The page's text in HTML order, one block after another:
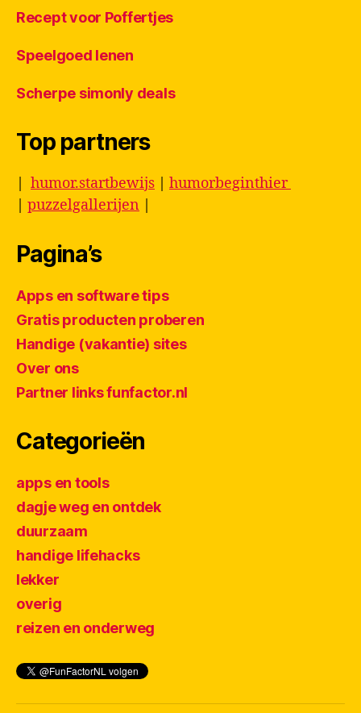
Recept voor Poffertjes
Speelgoed lenen
Scherpe simonly deals
Top partners
humor.startbewijs
humorbeginthier
puzzelgallerijen
Pagina’s
Apps en software tips
Gratis producten proberen
Handige (vakantie) sites
Over ons
Partner links funfactor.nl
Categorieën
apps en tools
dagje weg en ontdek
duurzaam
handige lifehacks
lekker
overig
reizen en onderweg